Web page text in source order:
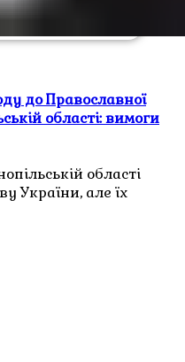
до Православної
області: вимоги
області
України, але їх